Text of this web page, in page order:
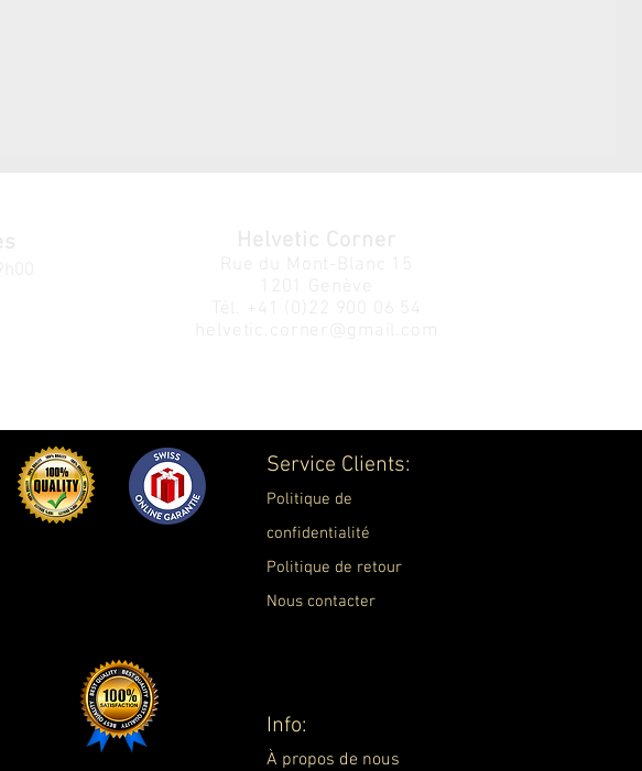
Service Clients:
Politique de
confidentialité
Politique de retour
Nous contacter
Info:
À propos de nous